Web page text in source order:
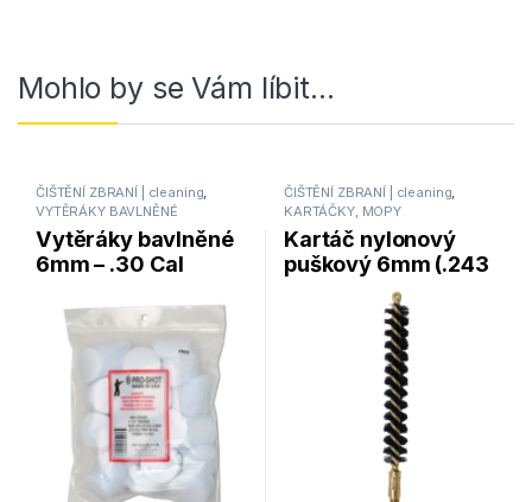
Mohlo by se Vám líbit…
ČIŠTĚNÍ ZBRANÍ | cleaning,
VYTĚRÁKY BAVLNĚNÉ
Vytěráky bavlněné
6mm – .30 Cal
600 ks
ČIŠTĚNÍ ZBRANÍ | cleaning,
KARTÁČKY, MOPY
Kartáč nylonový
puškový 6mm (.243
Cal) Pro-Shot
Products (6NR)